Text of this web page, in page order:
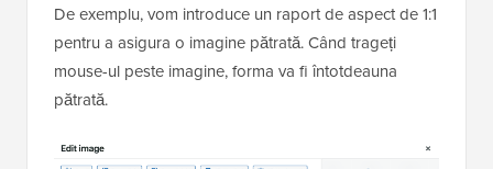
De exemplu, vom introduce un raport de aspect de 1:1
pentru a asigura o imagine pătrată. Când trageți
mouse-ul peste imagine, forma va fi întotdeauna
pătrată.